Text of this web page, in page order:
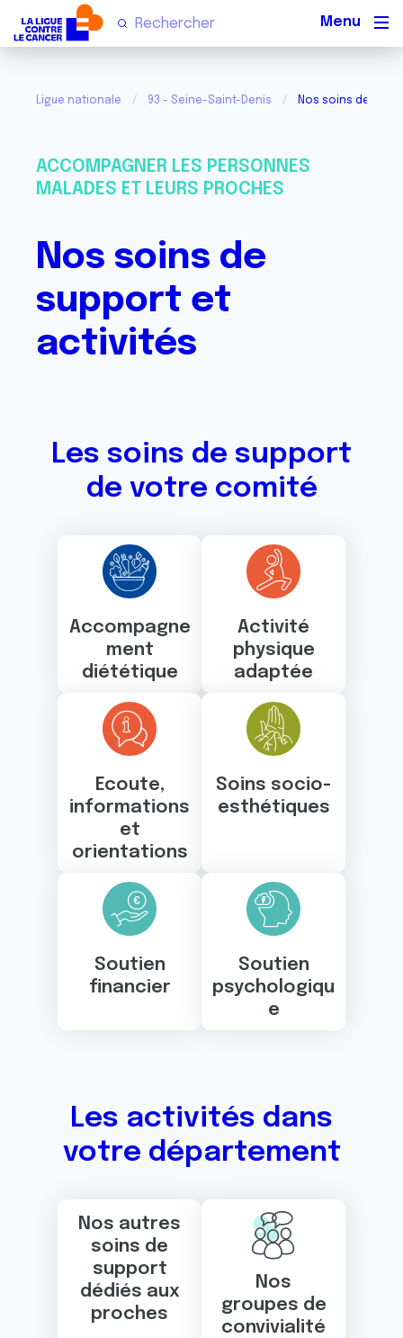
Ligue nationale 93 - Seine-Saint-Denis Nos soins de
ACCOMPAGNER LES PERSONNES
MALADES ET LEURS PROCHES
Nos soins de
support et
activités
Les soins de support
de votre comité
Accompagne
ment
diététique
Activité
physique
adaptée
Ecoute,
informations
et
orientations
Soins socio-
esthétiques
Soutien
financier
Soutien
psychologiqu
e
Les activités dans
votre département
Nos autres
soins de
support
dédiés aux
proches
Nos
groupes de
convivialité